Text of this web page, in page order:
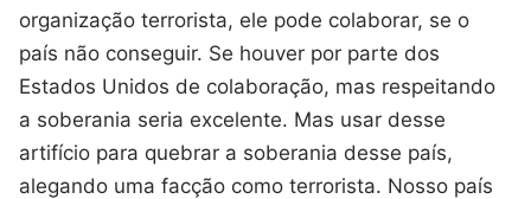
organização terrorista, ele pode colaborar, se o
país não conseguir. Se houver por parte dos
Estados Unidos de colaboração, mas respeitando
a soberania seria excelente. Mas usar desse
artifício para quebrar a soberania desse país,
alegando uma facção como terrorista. Nosso país